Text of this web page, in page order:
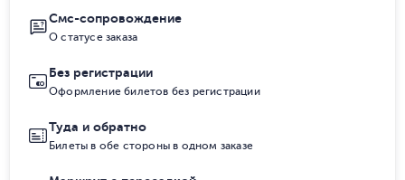
Смс-сопровождение
О статусе заказа
Без регистрации
Оформление билетов без регистрации
Туда и обратно
Билеты в обе стороны в одном заказе